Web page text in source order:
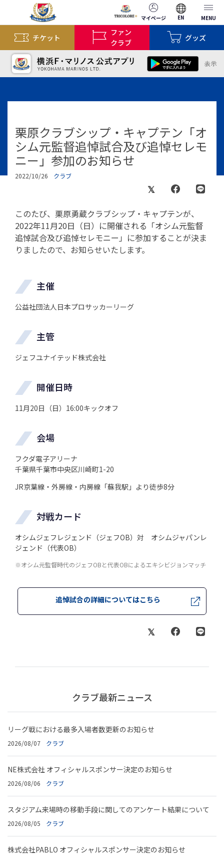
マイページ EN MENU
チケット
ファン
クラブ
グッズ
栗原クラブシップ・キャプテン「オ
シム元監督追悼試合及び追悼セレモ
ニー」参加のお知らせ
2022/10/26 クラブ
このたび、栗原勇蔵クラブシップ・キャプテンが、
2022年11月20日（日）に開催される「オシム元監督
追悼試合及び追悼セレモニー」に参加することが決ま
りましたので、お知らせいたします。
主催
公益社団法人日本プロサッカーリーグ
主管
ジェフユナイテッド株式会社
開催日時
11月20日（日）16:00キックオフ
会場
フクダ電子アリーナ
千葉県千葉市中央区川崎町1-20
JR京葉線・外房線・内房線「蘇我駅」より徒歩8分
対戦カード
オシムジェフレジェンド（ジェフOB）対 オシムジャパンレ
ジェンド（代表OB）
※オシム元監督時代のジェフOBと代表OBによるエキシビジョンマッチ
追悼試合の詳細についてはこちら
クラブ最新ニュース
リーグ戦における最多入場者数更新のお知らせ
2026/08/07 クラブ
NE株式会社 オフィシャルスポンサー決定のお知らせ
2026/08/06 クラブ
スタジアム来場時の移動手段に関してのアンケート結果について
2026/08/05 クラブ
株式会社PABLO オフィシャルスポンサー決定のお知らせ